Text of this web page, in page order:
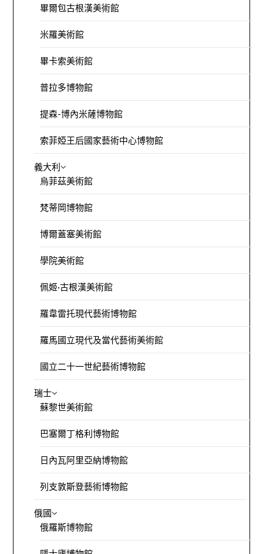
畢爾包古根漢美術館
米羅美術館
畢卡索美術館
普拉多博物館
提森-博內米薩博物館
索菲婭王后國家藝術中心博物館
義大利
烏菲茲美術館
梵蒂岡博物館
博爾蓋塞美術館
學院美術館
佩姬·古根漢美術館
羅韋雷托現代藝術博物館
羅馬國立現代及當代藝術美術館
國立二十一世紀藝術博物館
瑞士
蘇黎世美術館
巴塞爾丁格利博物館
日內瓦阿里亞納博物館
列支敦斯登藝術博物館
俄國
俄羅斯博物館